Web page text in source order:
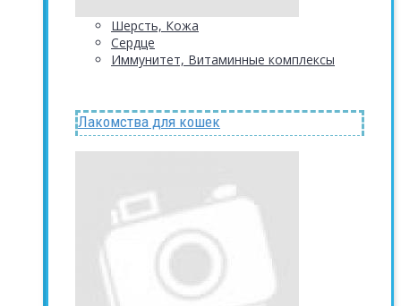
Шерсть, Кожа
Сердце
Иммунитет, Витаминные комплексы
Лакомства для кошек